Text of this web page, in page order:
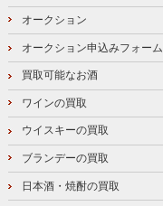
オークション
オークション申込みフォーム
買取可能なお酒
ワインの買取
ウイスキーの買取
ブランデーの買取
日本酒・焼酎の買取